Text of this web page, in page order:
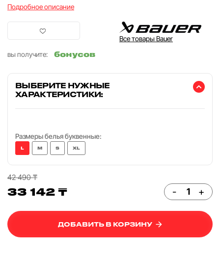
Подробное описание
Все товары Bauer
вы получите:
бонусов
ВЫБЕРИТЕ НУЖНЫЕ
ХАРАКТЕРИСТИКИ:
Размеры белья буквенные:
L M S XL
42 490 ₸
33 142 ₸ - +
ДОБАВИТЬ В КОРЗИНУ